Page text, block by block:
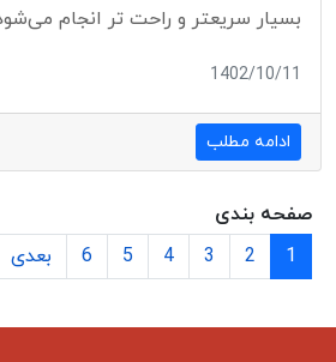
بسیار سریعتر و راحت تر انجام
1402/10/11
ادامه مطلب
صفحه بندی
1
2
3
4
5
6 بعدی